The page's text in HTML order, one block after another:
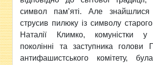
символ пам’яті. Але знайшлися
струсив пилюку із символу
Наталії Климко, комуністки у
поколінні та заступника голови
антифашистського комітету,